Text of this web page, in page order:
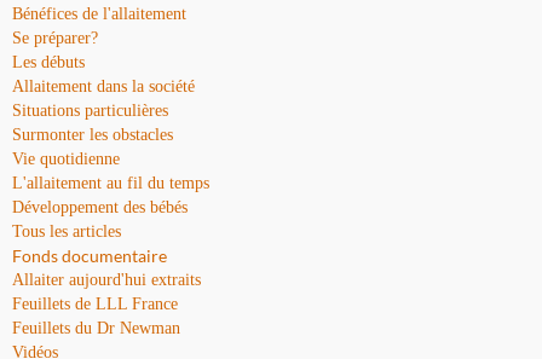
Bénéfices de l'allaitement
Se préparer?
Les débuts
Allaitement dans la société
Situations particulières
Surmonter les obstacles
Vie quotidienne
L'allaitement au fil du temps
Développement des bébés
Tous les articles
Fonds documentaire
Allaiter aujourd'hui extraits
Feuillets de LLL France
Feuillets du Dr Newman
Vidéos